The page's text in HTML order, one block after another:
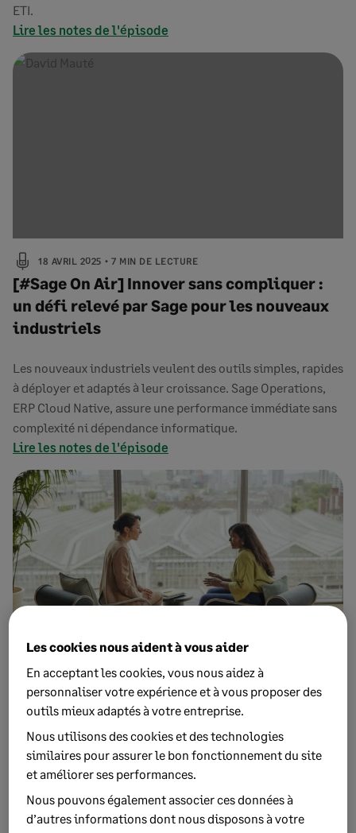
ETI.
Lire les notes de l'épisode
18 AVRIL 2025 7 MIN DE LECTURE
[#Sage On Air] Innover sans compliquer :
un défi relevé par Sage pour les nouveaux
industriels
Les nouveaux industriels veulent des outils simples, rapides
à déployer et adaptés à leur croissance. Sage Operations,
ERP Cloud Native, assure une performance immédiate sans
complexité ni dépendance informatique.
Lire les notes de l'épisode
11 AVRIL 2025 8 MIN DE LECTURE
[#Sage On Air] Digitalisation des
pratiques RH : un levier de transformation
pour toute l’entreprise
La digitalisation RH transforme la fonction ressources
humaines en profondeur, en favorisant l’autonomie des
collaborateurs et la qualité de vie au travail. Inspirée de la
Les cookies nous aident à vous aider
En acceptant les cookies, vous nous aidez à
personnaliser votre expérience et à vous proposer des
outils mieux adaptés à votre entreprise.
Nous utilisons des cookies et des technologies
similaires pour assurer le bon fonctionnement du site
et améliorer ses performances.
Nous pouvons également associer ces données à
d’autres informations dont nous disposons à votre